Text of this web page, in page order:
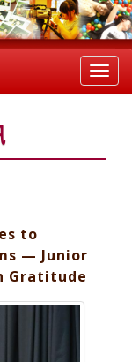
to
— Junior
Gratitude